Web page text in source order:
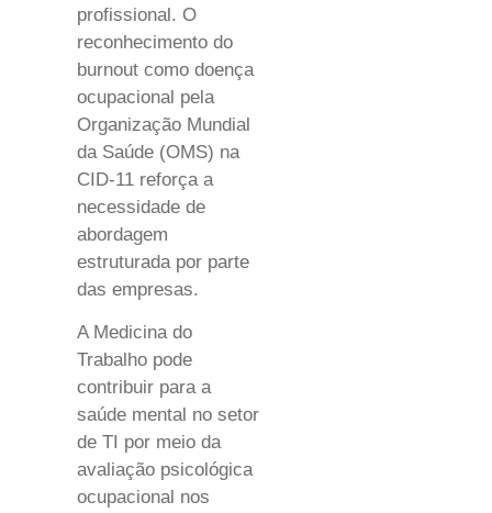
profissional. O
reconhecimento do
burnout como doença
ocupacional pela
Organização Mundial
da Saúde (OMS) na
CID-11 reforça a
necessidade de
abordagem
estruturada por parte
das empresas.
A Medicina do
Trabalho pode
contribuir para a
saúde mental no setor
de TI por meio da
avaliação psicológica
ocupacional nos